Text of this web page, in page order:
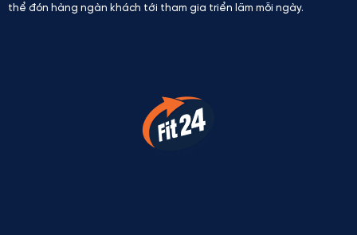
thể đón hàng ngàn khách tới tham gia triển lãm mỗi ngày.